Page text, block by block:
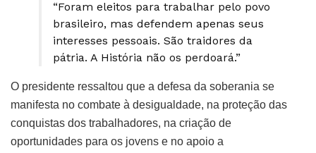
“Foram eleitos para trabalhar pelo povo
brasileiro, mas defendem apenas seus
interesses pessoais. São traidores da
pátria. A História não os perdoará.”
O presidente ressaltou que a defesa da soberania se
manifesta no combate à desigualdade, na proteção das
conquistas dos trabalhadores, na criação de
oportunidades para os jovens e no apoio a